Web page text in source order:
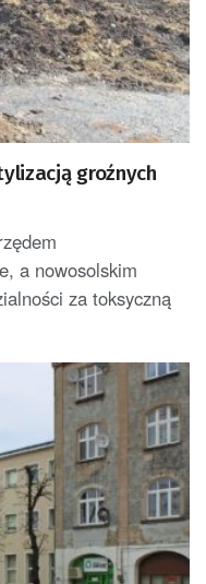
groźnych
a nowosolskim
za toksyczną